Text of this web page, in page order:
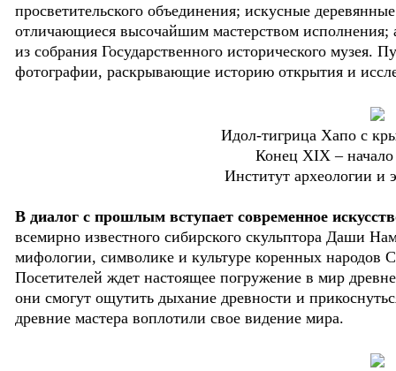
просветительского объединения; искусные
отличающиеся высочайшим мастерством исполнения;
из собрания Государственного исторического музея.
фотографии, раскрывающие историю открытия и
Идол-тигрица Хапо с
Конец XIX –
Институт археологии
В диалог с прошлым вступает современное
всемирно известного сибирского скульптора Даши
мифологии, символике и культуре коренных народов
Посетителей ждет настоящее погружение в мир
они смогут ощутить дыхание древности и
древние мастера воплотили свое видение мира.